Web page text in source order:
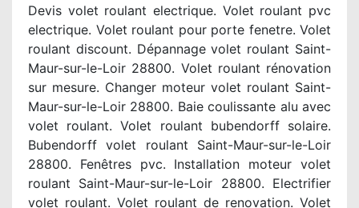
Devis volet roulant electrique. Volet roulant pvc
electrique. Volet roulant pour porte fenetre. Volet
roulant discount. Dépannage volet roulant Saint-
Maur-sur-le-Loir 28800. Volet roulant rénovation
sur mesure. Changer moteur volet roulant Saint-
Maur-sur-le-Loir 28800. Baie coulissante alu avec
volet roulant. Volet roulant bubendorff solaire.
Bubendorff volet roulant Saint-Maur-sur-le-Loir
28800. Fenêtres pvc. Installation moteur volet
roulant Saint-Maur-sur-le-Loir 28800. Electrifier
volet roulant. Volet roulant de renovation. Volet